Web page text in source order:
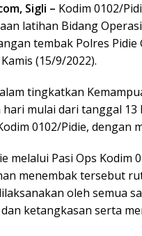
Sigli – Kodim 0102/
latihan Bidang
tembak Polres
(15/9/2022).
tingkatkan
mulai dari tanggal
0102/Pidie, dengan
melalui Pasi Ops Kodim
menembak tersebut
oleh semua
ketangkasan serta